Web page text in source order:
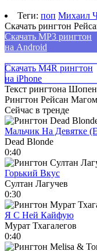
Теги: поп Михаил
Скачать рингтон
Скачать MP3 рингтон
на Android
Скачать M4R рингтон
на iPhone
Текст рингтона Шопен
Рингтон Рейсан
Сейчас в тренде
Мальчик На Девятке
Dead Blonde
0:40
Горький Вкус
Султан Лагучев
0:30
Я С Ней Кайфую
Мурат Тхагалегов
0:40